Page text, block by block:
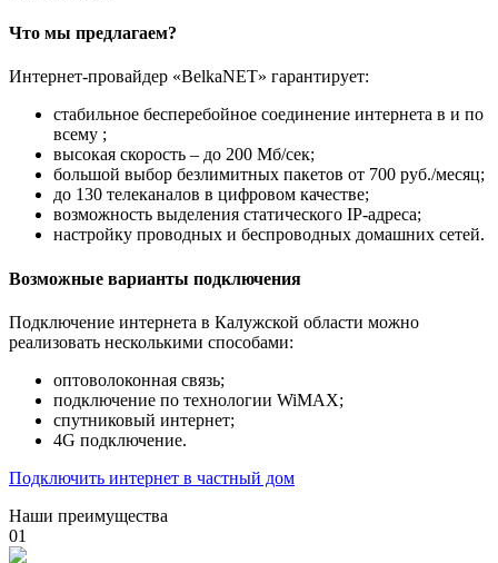
Что мы предлагаем?
Интернет-провайдер «BelkaNET» гарантирует:
стабильное бесперебойное соединение интернета в и по
всему ;
высокая скорость – до 200 Мб/сек;
большой выбор безлимитных пакетов от 700 руб./месяц;
до 130 телеканалов в цифровом качестве;
возможность выделения статического IP-адреса;
настройку проводных и беспроводных домашних сетей.
Возможные варианты подключения
Подключение интернета в Калужской области можно
реализовать несколькими способами:
оптоволоконная связь;
подключение по технологии WiMAX;
спутниковый интернет;
4G подключение.
Подключить интернет в частный дом
Наши преимущества
01